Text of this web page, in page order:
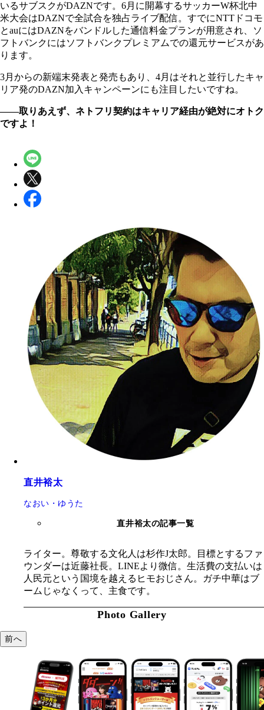
いるサブスクがDAZNです。6月に開幕するサッカーW杯北中
米大会はDAZNで全試合を独占ライブ配信。すでにNTTドコモ
とauにはDAZNをバンドルした通信料金プランが用意され、ソ
フトバンクにはソフトバンクプレミアムでの還元サービスがあ
ります。
3月からの新端末発表と発売もあり、4月はそれと並行したキャ
リア発のDAZN加入キャンペーンにも注目したいですね。
――取りあえず、ネトフリ契約はキャリア経由が絶対にオトク
ですよ！
直井裕太
なおい・ゆうた
直井裕太の記事一覧
ライター。尊敬する文化人は杉作J太郎。目標とするファ
ウンダーは近藤社長。LINEより微信。生活費の支払いは
人民元という国境を越えるヒモおじさん。ガチ中華はブ
ームじゃなくって、主食です。
Photo Gallery
前へ